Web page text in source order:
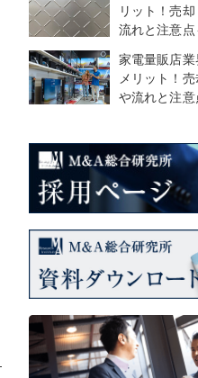
リット！売
流れと注意点
家電量販店
メリット！
や流れと注意